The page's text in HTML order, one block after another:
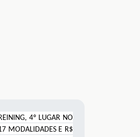
4º LUGAR NO
MODALIDADES E R$